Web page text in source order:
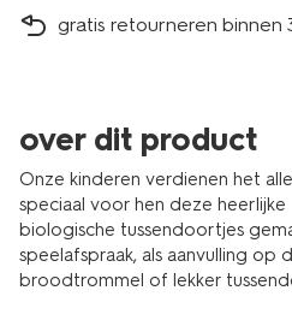
gratis retourneren binnen
over dit product
Onze kinderen verdienen het
speciaal voor hen deze heerlijke
biologische tussendoortjes
speelafspraak, als aanvulling op
broodtrommel of lekker